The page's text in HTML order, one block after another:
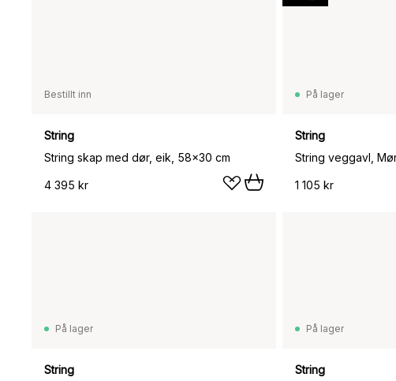
Bestillt inn
String
String skap med dør, eik, 58x30 cm
4 395 kr
På lager
String
1 105 kr
På lager
String
På lager
String